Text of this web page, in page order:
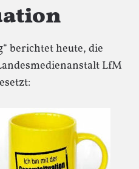
berichtet heute, die
LfM